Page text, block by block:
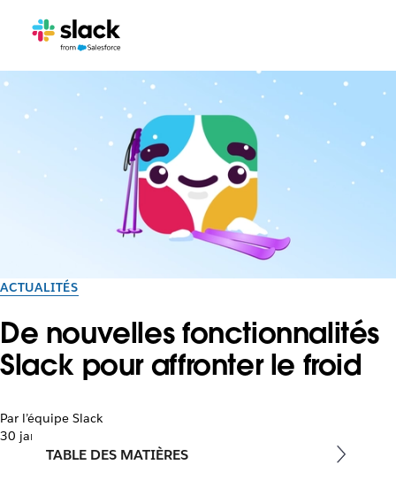
ACTUALITÉS
De nouvelles fonctionnalités
Slack pour affronter le froid
Par l’équipe Slack
30 janvier 2026
TABLE DES MATIÈRES